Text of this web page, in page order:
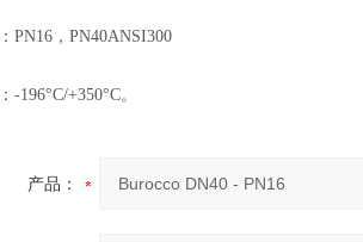
PN16，PN40ANSI300
-196°C/+350°C。
产品：